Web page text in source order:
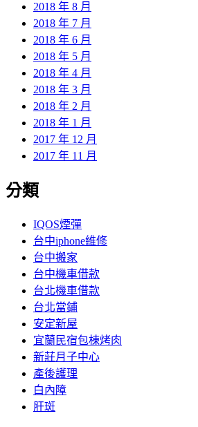
2018 年 8 月
2018 年 7 月
2018 年 6 月
2018 年 5 月
2018 年 4 月
2018 年 3 月
2018 年 2 月
2018 年 1 月
2017 年 12 月
2017 年 11 月
分類
IQOS煙彈
台中iphone維修
台中搬家
台中機車借款
台北機車借款
台北當鋪
安定新屋
宜蘭民宿包棟烤肉
新莊月子中心
產後護理
白內障
肝斑